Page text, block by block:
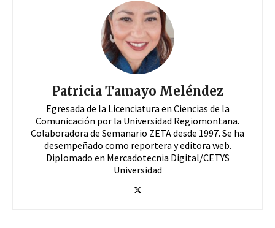
Patricia Tamayo Meléndez
Egresada de la Licenciatura en Ciencias de la
Comunicación por la Universidad Regiomontana.
Colaboradora de Semanario ZETA desde 1997. Se ha
desempeñado como reportera y editora web.
Diplomado en Mercadotecnia Digital/CETYS
Universidad